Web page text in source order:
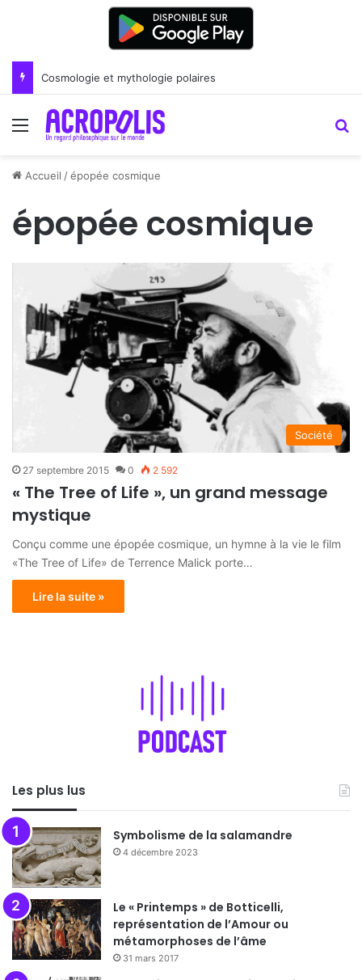
Cosmologie et mythologie polaires
Menu
Accueil /épopée cosmique
épopée cosmique
Société
27 septembre 2015 0 2 592
« The Tree of Life », un grand message
mystique
Conçu comme une épopée cosmique, un hymne à la vie le film
«The Tree of Life» de Terrence Malick porte…
Lire la suite »
Les plus lus
Symbolisme de la salamandre
4 décembre 2023
Le « Printemps » de Botticelli,
représentation de l’Amour ou
métamorphoses de l’âme
31 mars 2017